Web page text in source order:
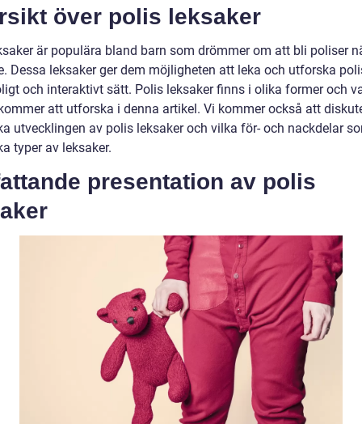
över polis leksaker
är populära bland barn som drömmer om att bli poliser
Dessa leksaker ger dem möjligheten att leka och utforska
och interaktivt sätt. Polis leksaker finns i olika former och
att utforska i denna artikel. Vi kommer också att
utvecklingen av polis leksaker och vilka för- och nackdelar
typer av leksaker.
presentation av polis